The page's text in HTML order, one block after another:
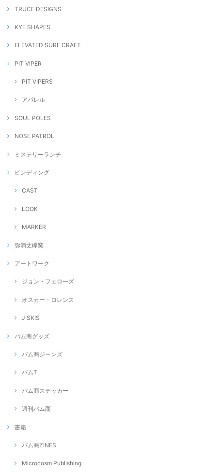
TRUCE DESIGNS
KYE SHAPES
ELEVATED SURF CRAFT
PIT VIPER
PIT VIPERS
アパレル
SOUL POLES
NOSE PATROL
ミステリーランチ
ビンディング
CAST
LOOK
MARKER
弥満丈欅窯
アートワーク
ジョン・フェローズ
オスカー・ロレンス
J SKIS
バム商グッズ
バム商ジーンズ
バムT
バム商ステッカー
週刊バム商
書籍
バム商ZINES
Microcosm Publishing